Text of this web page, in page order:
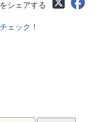
シェアする
ェック！